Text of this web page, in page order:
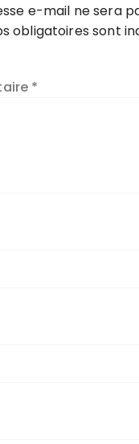
e-mail ne sera
obligatoires sont
*